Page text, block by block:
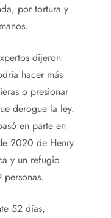
por tortura y
dijeron
hacer más
o presionar
derogue la ley.
en parte en
2020 de Henry
y un refugio
52 días,